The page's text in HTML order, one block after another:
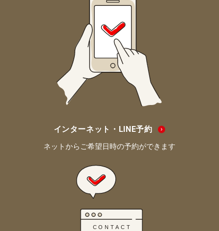
インターネット・LINE予約
ネットからご希望日時の予約ができます